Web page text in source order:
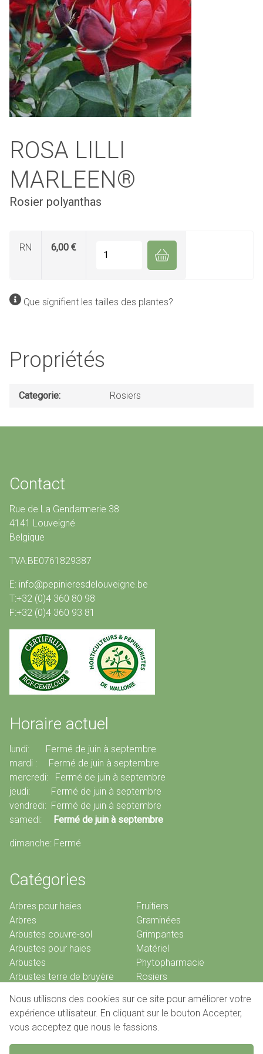
ROSA LILLI
MARLEEN®
Rosier polyanthas
RN 6,00 €
Que signifient les tailles des plantes?
Propriétés
Categorie Rosiers
Contact
Rue de La Gendarmerie 38
4141 Louveigné
Belgique
TVA:BE0761829387
E: info@pepinieresdelouveigne.be
T:+32 (0)4 360 80 98
F:+32 (0)4 360 93 81
Horaire actuel
lundi: Fermé de juin à septembre
mardi : Fermé de juin à septembre
mercredi: Fermé de juin à septembre
jeudi: Fermé de juin à septembre
vendredi: Fermé de juin à septembre
samedi:
Fermé de juin à septembre
dimanche: Fermé
Catégories
Arbres pour haies
Arbres
Arbustes couvre-sol
Arbustes pour haies
Arbustes
Arbustes terre de bruyère
Conifères
Fruitiers
Graminées
Grimpantes
Matériel
Phytopharmacie
Rosiers
© 2026 Pépinières De Louveigné
Nous utilisons des cookies sur ce site pour améliorer votre
expérience utilisateur. En cliquant sur le bouton Accepter,
vous acceptez que nous le fassions.